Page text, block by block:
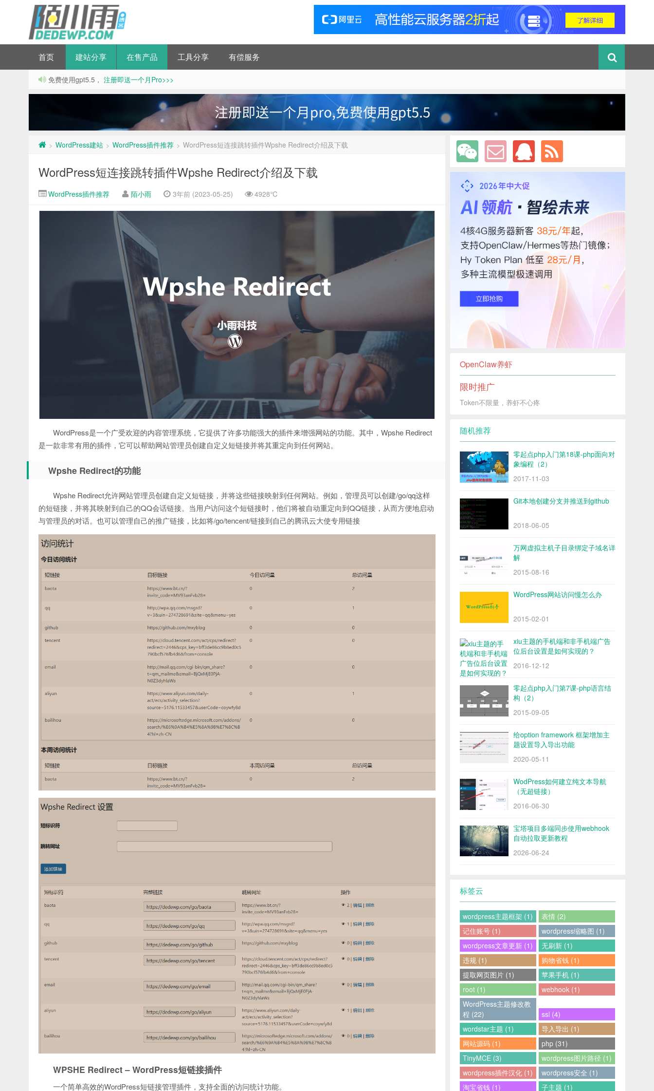
首页 建站分享 在售产品 工具分享 有偿服务
免费使用gpt5.5， 注册即送一个月Pro>>>
> WordPress建站 > WordPress插件推荐 > WordPress短连接跳转插件Wpshe Redirect介绍及下载
WordPress短连接跳转插件Wpshe Redirect介绍及下载
WordPress插件推荐 陌小雨 3年前 (2023-05-25) 4928℃
WordPress是一个广受欢迎的内容管理系统，它提供了许多功能强大的插件来增强网站的功能。其中，Wpshe Redirect
是一款非常有用的插件，它可以帮助网站管理员创建自定义短链接并将其重定向到任何网站。
Wpshe Redirect的功能
Wpshe Redirect允许网站管理员创建自定义短链接，并将这些链接映射到任何网站。例如，管理员可以创建/go/qq这样
的短链接，并将其映射到自己的QQ会话链接。当用户访问这个短链接时，他们将被自动重定向到QQ链接，从而方便地启动
与管理员的对话。也可以管理自己的推广链接，比如将/go/tencent/链接到自己的腾讯云大使专用链接
WPSHE Redirect – WordPress短链接插件
一个简单高效的WordPress短链接管理插件，支持全面的访问统计功能。
OpenClaw养虾
限时推广
Token不限量，养虾不心疼
随机推荐
零起点php入门第18课-php面向对
象编程（2）
2017-11-03
Git本地创建分支并推送到github
2018-06-05
万网虚拟主机子目录绑定子域名详
解
2015-08-16
WordPress网站访问慢怎么办
2015-02-01
xiu主题的手机端和非手机端广告
位后台设置是如何实现的？
2016-12-12
零起点php入门第7课-php语言结
构（2）
2015-09-05
给option framework 框架增加主
题设置导入导出功能
2020-05-11
WodPress如何建立纯文本导航
（无超链接）
2016-06-30
宝塔项目多端同步使用webhook
自动拉取更新教程
2026-06-24
标签云
wordpress主题框架 (1)
表情 (2)
记住账号 (1)
wordpress缩略图 (1)
wordpress文章更新 (1)
无刷新 (1)
违规 (1)
购物省钱 (1)
提取网页图片 (1)
苹果手机 (1)
root (1)
webhook (1)
WordPress主题修改教
程 (22)
ssl (4)
wordstar主题 (1)
导入导出 (1)
网站源码 (1)
php (31)
TinyMCE (3)
wordpress图片路径 (1)
wordpress插件汉化 (1)
wordpress安全 (1)
淘宝省钱 (1)
子主题 (1)